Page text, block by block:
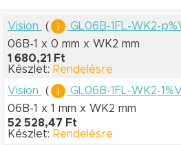
Vision ( GL06B-1FL-WK2-
06B-1 x 0 mm x WK2 mm
1 680,21 Ft
Készlet: Rendelésre
Vision
( GL06B-1FL-WK2-
06B-1 x 1 mm x WK2 mm
52 528,47 Ft
Készlet: Rendelésre